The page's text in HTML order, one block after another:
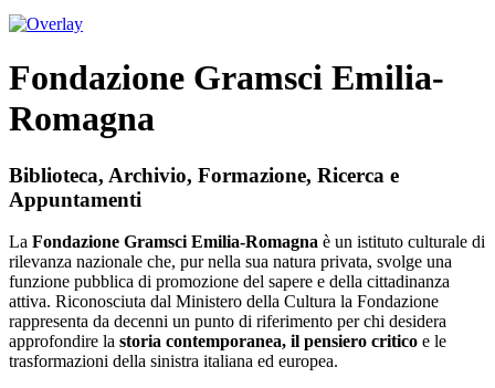
Fondazione Gramsci Emilia-
Romagna
Biblioteca, Archivio, Formazione, Ricerca e
Appuntamenti
La Fondazione Gramsci Emilia-Romagna è un istituto culturale di
rilevanza nazionale che, pur nella sua natura privata, svolge una
funzione pubblica di promozione del sapere e della cittadinanza
attiva. Riconosciuta dal Ministero della Cultura la Fondazione
rappresenta da decenni un punto di riferimento per chi desidera
approfondire la storia contemporanea, il pensiero critico e le
trasformazioni della sinistra italiana ed europea.